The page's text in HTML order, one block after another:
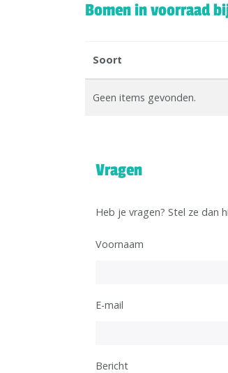
Bomen in voorraad
Soort
Geen items gevonden.
Vragen
Heb je vragen? Stel ze dan
Voornaam
E-mail
Bericht